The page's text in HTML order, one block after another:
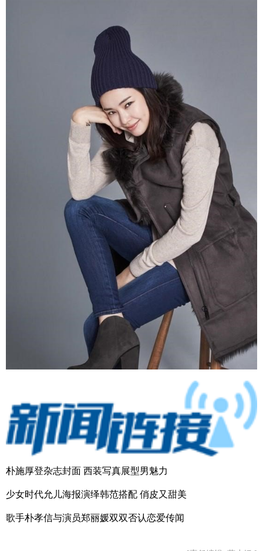
朴施厚登杂志封面 西装写真展型男魅力
少女时代允儿海报演绎韩范搭配 俏皮又甜美
歌手朴孝信与演员郑丽媛双双否认恋爱传闻